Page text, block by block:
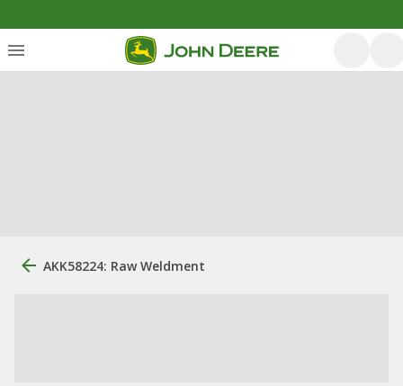
AKK58224: Raw Weldment